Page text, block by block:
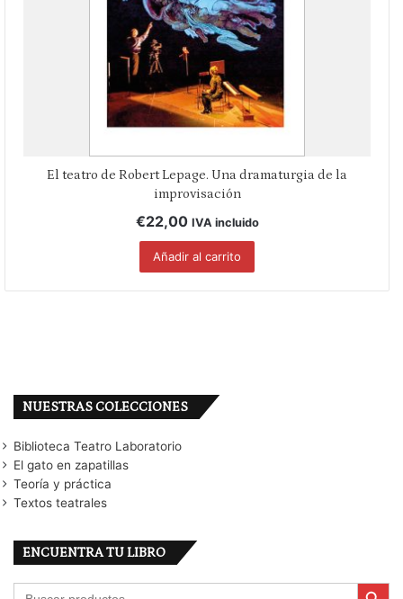
El teatro de Robert Lepage. Una dramaturgia de la
improvisación
€22,00 IVA incluido
Añadir al carrito
NUESTRAS COLECCIONES
Biblioteca Teatro Laboratorio
El gato en zapatillas
Teoría y práctica
Textos teatrales
ENCUENTRA TU LIBRO
Buscar: Botón de